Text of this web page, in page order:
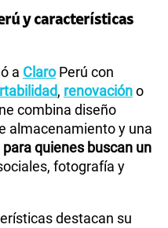
y características
a ClaroPerú con
, renovacióno
combina diseño
almacenamiento y una
quienes buscan un
fotografía y
destacan su